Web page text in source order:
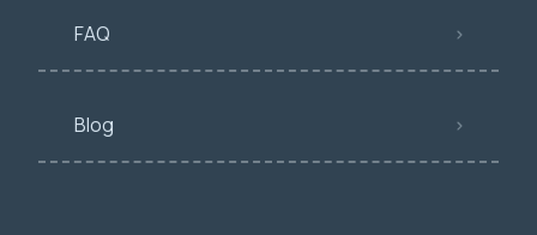
FAQ
Blog